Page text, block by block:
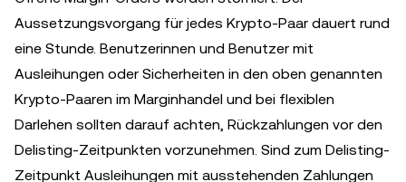
Aussetzungsvorgang für jedes Krypto-Paar dauert rund
eine Stunde. Benutzerinnen und Benutzer mit
Ausleihungen oder Sicherheiten in den oben genannten
Krypto-Paaren im Marginhandel und bei flexiblen
Darlehen sollten darauf achten, Rückzahlungen vor den
Delisting-Zeitpunkten vorzunehmen. Sind zum Delisting-
Zeitpunkt Ausleihungen mit ausstehenden Zahlungen